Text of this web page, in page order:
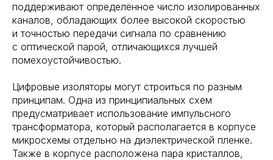
поддерживают определённое число изолированных
каналов, обладающих более высокой скоростью
и точностью передачи сигнала по сравнению
с оптической парой, отличающихся лучшей
помехоустойчивостью.
Цифровые изоляторы могут строиться по разным
принципам. Одна из принципиальных схем
предусматривает использование импульсного
трансформатора, который располагается в корпусе
микросхемы отдельно на диэлектрической пленке.
Также в корпусе расположена пара кристаллов,